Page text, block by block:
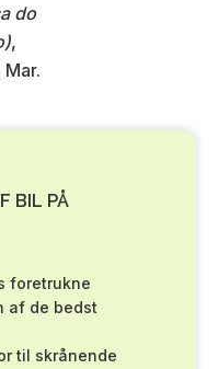
do
,
BIL PÅ
foretrukne
af de bedst
til skrånende